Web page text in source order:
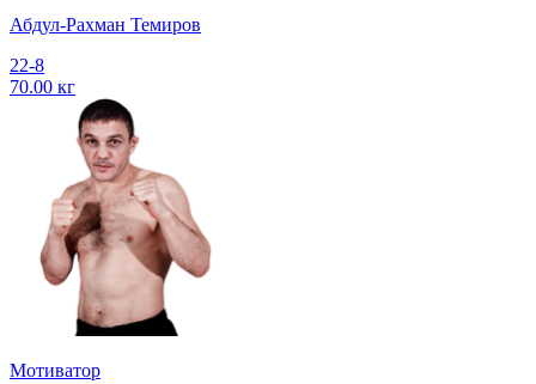
Абдул-Рахман Темиров
22-8
70.00 кг
Мотиватор